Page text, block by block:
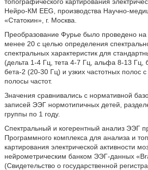
Нейро-КМ EEG, производства Научно-
«Статокин», г. Москва.
Преобразование Фурье было проведено на
менее 20 с целью определения
спектральных характеристик для
(дельта 1-4 Гц, тета 4-7 Гц, альфа 8-13 Гц,
бета-2 (20-30 Гц) и узких частотных полос
полосы частот.
Значения сравнивались с нормативной
записей ЭЭГ нормотипичных детей,
группы по 1 году.
Спектральный и когерентный анализ ЭЭГ
Программного комплекса для анализа и
картирования электрической активности
нейрометрическим банком ЭЭГ-данных
(Свидетельство о государственной